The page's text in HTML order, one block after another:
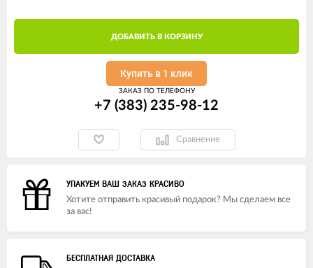
ДОБАВИТЬ В КОРЗИНУ
Купить в 1 клик
ЗАКАЗ ПО ТЕЛЕФОНУ
+7 (383) 235-98-12
Сравнение
УПАКУЕМ ВАШ ЗАКАЗ КРАСИВО
Хотите отправить красивый подарок? Мы сделаем все
за вас!
БЕСПЛАТНАЯ ДОСТАВКА